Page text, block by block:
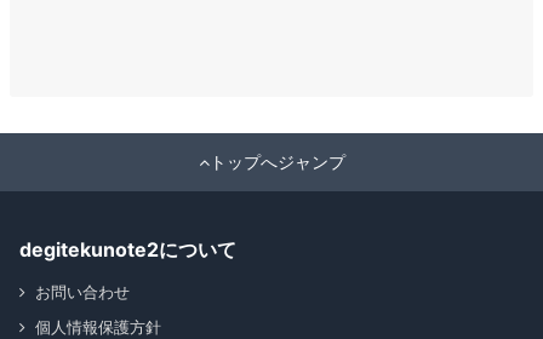
トップへジャンプ
degitekunote2について
お問い合わせ
個人情報保護方針